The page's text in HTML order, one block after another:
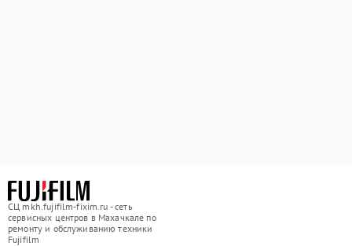
СЦ mkh.fujifilm-fixim.ru - сеть
сервисных центров в Махачкале по
ремонту и обслуживанию техники
Fujifilm